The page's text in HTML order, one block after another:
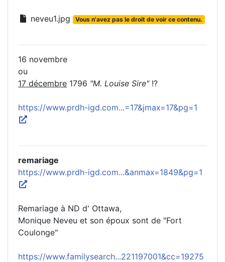
neveu1.jpg Vous n'avez pas le droit de voir ce contenu.
16 novembre
ou
17 décembre 1796 "M. Louise Sire"!?
https://www.prdh-igd.com...=17&jmax=17&pg=1
remariage
https://www.prdh-igd.com...&anmax=1849&pg=1
Remariage à ND d' Ottawa,
Monique Neveu et son époux sont de "Fort
Coulonge"
https://www.familysearch...221197001&cc=19275